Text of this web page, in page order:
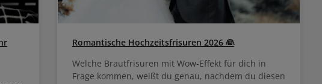
Romantische Hochzeitsfrisuren 2026 👰
Welche Brautfrisuren mit Wow-Effekt für dich in
Frage kommen, weißt du genau, nachdem du diesen